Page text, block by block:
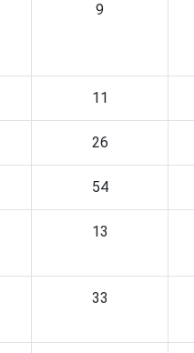
9
11
26
54
13
33